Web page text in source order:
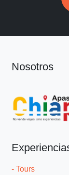
Nosotros
- Tours